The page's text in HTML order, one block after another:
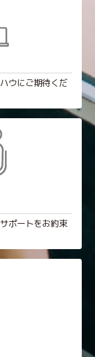
ウにご期待くだ
ポートをお約束